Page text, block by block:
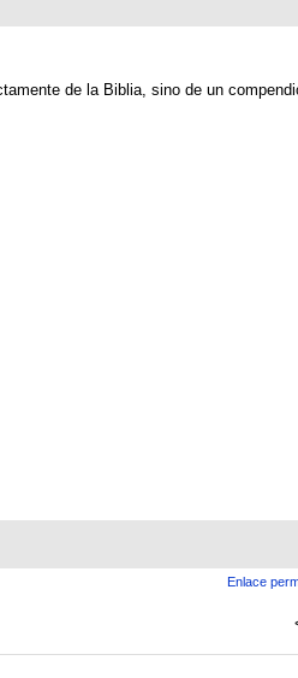
de la Biblia, sino de un
Enlace